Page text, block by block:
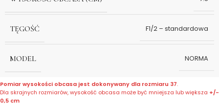
TĘGOŚĆ F1/2 – standardowa
MODEL NORMA
Pomiar wysokości obcasa jest dokonywany dla rozmiaru 37.
Dla skrajnych rozmiarów, wysokość obcasa może być mniejsza lub większa +/-
0,5 cm